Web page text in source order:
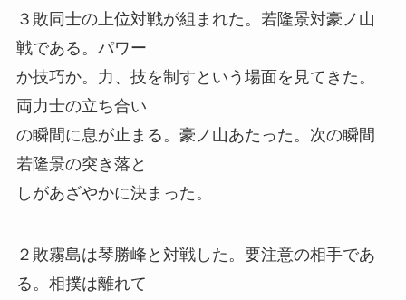
３敗同士の上位対戦が組まれた。若隆景対豪ノ山
戦である。パワー
か技巧か。力、技を制すという場面を見てきた。
両力士の立ち合い
の瞬間に息が止まる。豪ノ山あたった。次の瞬間
若隆景の突き落と
しがあざやかに決まった。
２敗霧島は琴勝峰と対戦した。要注意の相手であ
る。相撲は離れて